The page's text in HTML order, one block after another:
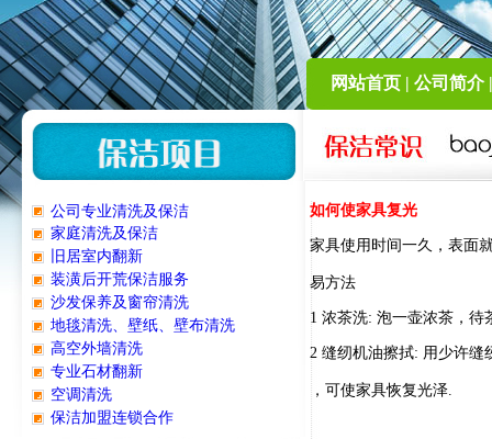
网站首页 | 公司简介
公司专业清洗及保洁
家庭清洗及保洁
旧居室内翻新
装潢后开荒保洁服务
沙发保养及窗帘清洗
地毯清洗、壁纸、壁布清洗
高空外墙清洗
专业石材翻新
空调清洗
保洁加盟连锁合作
如何使家具复光
家具使用时间一久，表面
易方法
1 浓茶洗: 泡一壶浓茶，
2 缝纫机油擦拭: 用少许缝
，可使家具恢复光泽.